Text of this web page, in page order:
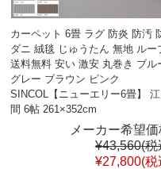
カーペット 6畳 ラグ 防炎 防汚
ダニ 絨毯 じゅうたん 無地 ルー
送料無料 安い 激安 丸巻き ブル
グレー ブラウン ピンク
SINCOL【ニューエリー6畳】
間 6帖 261×352cm
メーカー希望価
¥43,560(税
¥27,800(税